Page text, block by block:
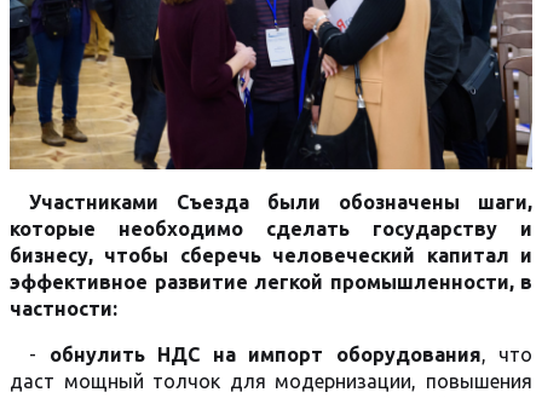
Участниками Съезда были обозначены шаги,
которые необходимо сделать государству и
бизнесу, чтобы сберечь человеческий капитал и
эффективное развитие легкой промышленности, в
частности:
- обнулить НДС на импорт оборудования, что
даст мощный толчок для модернизации, повышения